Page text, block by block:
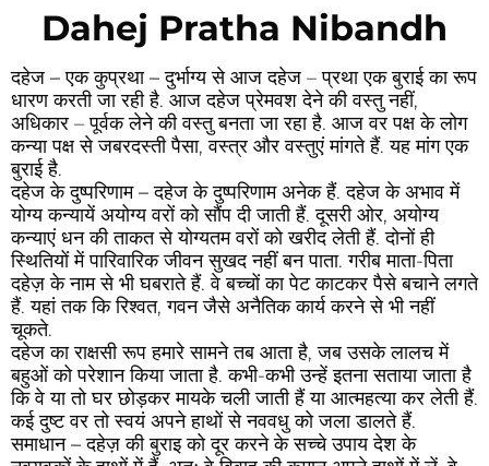
Dahej Pratha Nibandh
दहेज – एक कुप्रथा –दुर्भाग्य से आज दहेज – प्रथा एक बुराई का रूप
धारण करती जा रही है. आज दहेज प्रेमवश देने की वस्तु नहीं,
अधिकार – पूर्वक लेने की वस्तु बनता जा रहा है. आज वर पक्ष के लोग
कन्या पक्ष से जबरदस्ती पैसा, वस्त्र और वस्तुएं मांगते हैं. यह मांग एक
बुराई है.
दहेज के दुष्परिणाम –दहेज के दुष्परिणाम अनेक हैं. दहेज के अभाव में
योग्य कन्यायें अयोग्य वरों को सौंप दी जाती हैं. दूसरी ओर, अयोग्य
कन्याएं धन की ताकत से योग्यतम वरों को खरीद लेती हैं. दोनों ही
स्थितियों में पारिवारिक जीवन सुखद नहीं बन पाता. गरीब माता-पिता
दहेज़ के नाम से भी घबराते हैं. वे बच्चों का पेट काटकर पैसे बचाने लगते
हैं. यहां तक कि रिश्वत, गवन जैसे अनैतिक कार्य करने से भी नहीं
चूकते.
दहेज का राक्षसी रूप हमारे सामने तब आता है, जब उसके लालच में
बहुओं को परेशान किया जाता है. कभी-कभी उन्हें इतना सताया जाता है
कि वे या तो घर छोड़कर मायके चली जाती हैं या आत्महत्या कर लेती हैं.
कई दुष्ट वर तो स्वयं अपने हाथों से नववधु को जला डालते हैं.
समाधान –दहेज़ की बुराइ को दूर करने के सच्चे उपाय देश के